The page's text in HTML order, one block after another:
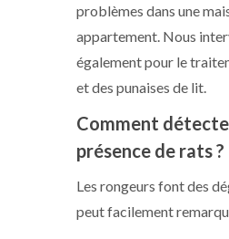
problèmes dans une
appartement. Nous
également pour le
et des punaises de lit.
Comment
présence de rats ?
Les rongeurs font des
peut facilement